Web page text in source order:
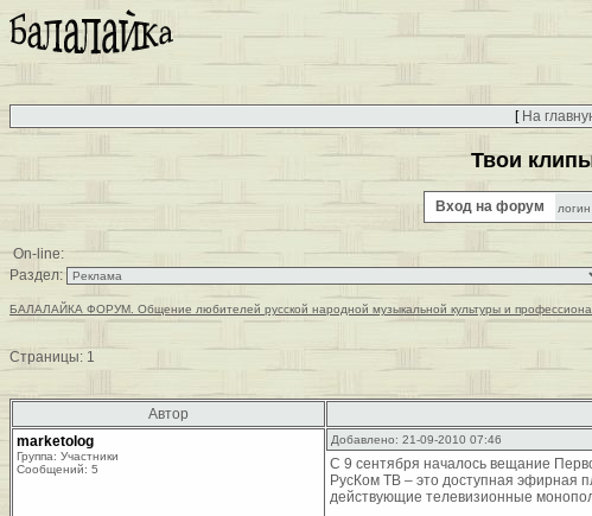
[ На
Твои
Вход на форум логин
On-line:
Раздел:
БАЛАЛАЙКА ФОРУМ. Общение любителей русской народной музыкальной культуры и
Страницы: 1
Автор
marketolog
Группа: Участники
Сообщений: 5
Добавлено: 21-09-2010 07:46
С 9 сентября началось вещание
РусКом ТВ – это доступная эфирная
действующие телевизионные